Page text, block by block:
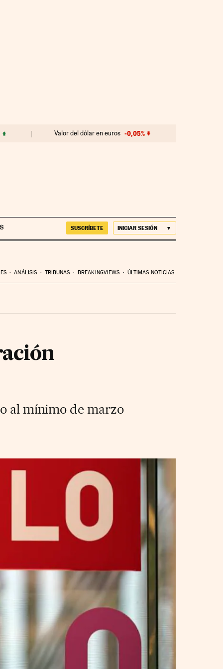
Valor del dólar en euros -0,05%
SUSCRÍBETE INICIAR SESIÓN
ANÁLISIS TRIBUNAS BREAKINGVIEWS ÚLTIMAS NOTICIAS
al mínimo de marzo